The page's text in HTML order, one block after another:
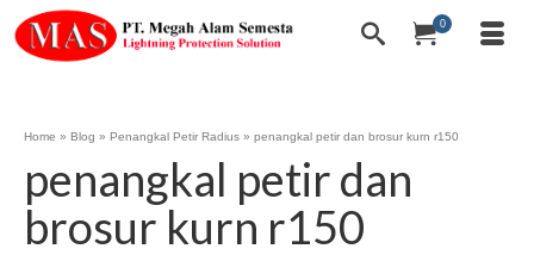
0
Home » Blog » Penangkal Petir Radius » penangkal petir dan brosur kurn r150
penangkal petir dan
brosur kurn r150